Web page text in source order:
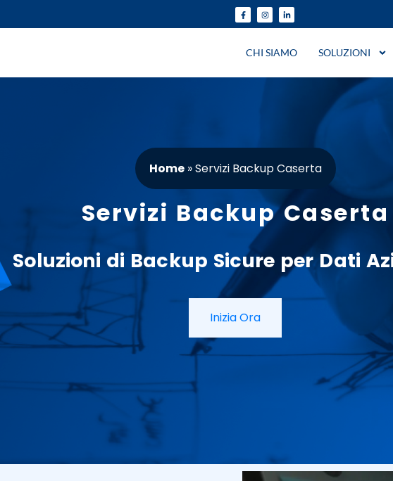
CHI SIAMO SOLUZIONI
Home»Servizi Backup Caserta
Servizi Backup Caserta
Soluzioni di Backup Sicure perDati
Inizia Ora